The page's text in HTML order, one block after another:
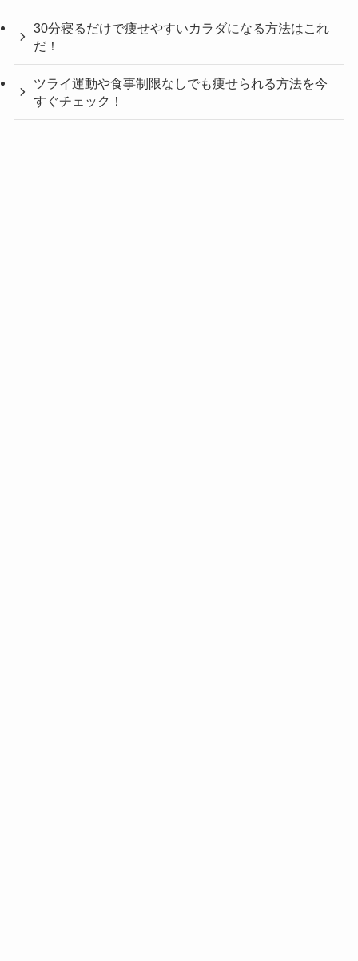
30分寝るだけで痩せやすいカラダになる方法はこれ
だ！
ツライ運動や食事制限なしでも痩せられる方法を今
すぐチェック！